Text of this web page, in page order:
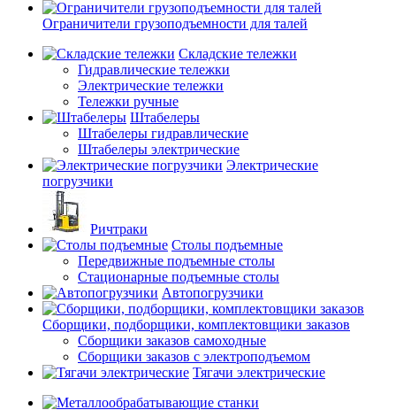
Ограничители грузоподъемности для талей
Складские тележки
Гидравлические тележки
Электрические тележки
Тележки ручные
Штабелеры
Штабелеры гидравлические
Штабелеры электрические
Электрические
погрузчики
Ричтраки
Столы подъемные
Передвижные подъемные столы
Стационарные подъемные столы
Автопогрузчики
Сборщики, подборщики, комплектовщики заказов
Сборщики заказов самоходные
Сборщики заказов с электроподъемом
Тягачи электрические